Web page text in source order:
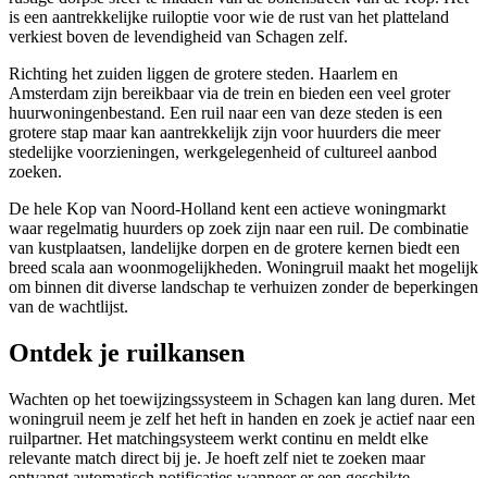
is een aantrekkelijke ruiloptie voor wie de rust van het platteland
verkiest boven de levendigheid van Schagen zelf.
Richting het zuiden liggen de grotere steden. Haarlem en
Amsterdam zijn bereikbaar via de trein en bieden een veel groter
huurwoningenbestand. Een ruil naar een van deze steden is een
grotere stap maar kan aantrekkelijk zijn voor huurders die meer
stedelijke voorzieningen, werkgelegenheid of cultureel aanbod
zoeken.
De hele Kop van Noord-Holland kent een actieve woningmarkt
waar regelmatig huurders op zoek zijn naar een ruil. De combinatie
van kustplaatsen, landelijke dorpen en de grotere kernen biedt een
breed scala aan woonmogelijkheden. Woningruil maakt het mogelijk
om binnen dit diverse landschap te verhuizen zonder de beperkingen
van de wachtlijst.
Ontdek je ruilkansen
Wachten op het toewijzingssysteem in Schagen kan lang duren. Met
woningruil neem je zelf het heft in handen en zoek je actief naar een
ruilpartner. Het matchingsysteem werkt continu en meldt elke
relevante match direct bij je. Je hoeft zelf niet te zoeken maar